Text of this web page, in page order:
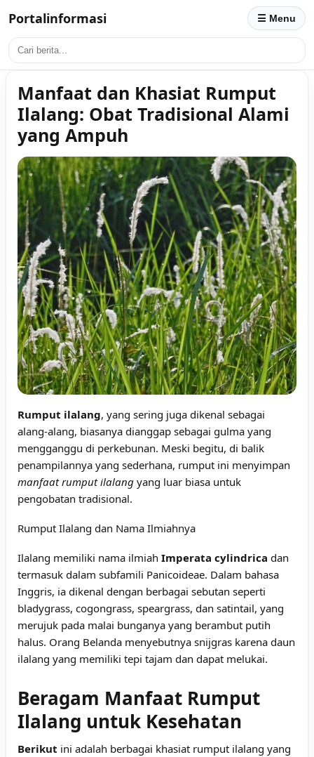
Portalinformasi ☰ Menu
Manfaat dan Khasiat Rumput
Ilalang: Obat Tradisional Alami
yang Ampuh
Rumput ilalang, yang sering juga dikenal sebagai
alang-alang, biasanya dianggap sebagai gulma yang
mengganggu di perkebunan. Meski begitu, di balik
penampilannya yang sederhana, rumput ini menyimpan
manfaat rumput ilalang yang luar biasa untuk
pengobatan tradisional.
Rumput Ilalang dan Nama Ilmiahnya
Ilalang memiliki nama ilmiah Imperata cylindrica dan
termasuk dalam subfamili Panicoideae. Dalam bahasa
Inggris, ia dikenal dengan berbagai sebutan seperti
bladygrass, cogongrass, speargrass, dan satintail, yang
merujuk pada malai bunganya yang berambut putih
halus. Orang Belanda menyebutnya snijgras karena daun
ilalang yang memiliki tepi tajam dan dapat melukai.
Beragam Manfaat Rumput
Ilalang untuk Kesehatan
Berikut ini adalah berbagai khasiat rumput ilalang yang